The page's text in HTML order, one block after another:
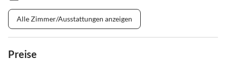
Alle Zimmer/Ausstattungen anzeigen
Preise